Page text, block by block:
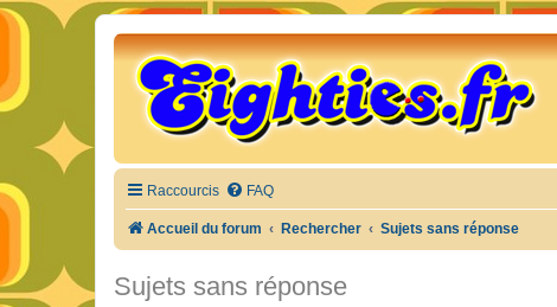
Raccourcis FAQ
Accueil du forum Rechercher Sujets sans réponse
Sujets sans réponse